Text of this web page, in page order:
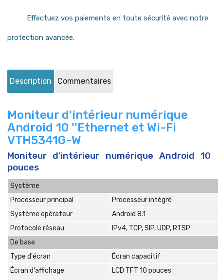
Effectuez vos paiements en toute sécurité avec notre
protection avancée.
Description Commentaires
Moniteur d'intérieur numérique
Android 10 ''Ethernet et Wi-Fi
VTH5341G-W
Moniteur d'intérieur numérique Android 10
pouces
Système
Processeur principal
Processeur intégré
Système opérateur
Android 8.1
Protocole réseau
IPv4, TCP, SIP, UDP, RTSP
De base
Type d'écran
Écran capacitif
Écran d'affichage
LCD TFT 10 pouces